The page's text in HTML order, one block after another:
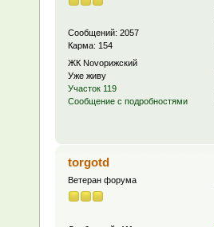
Сообщений: 2057
Карма: 154
ЖК Novoрижский
Уже живу
Участок 119
Сообщение с подробностями
torgotd
Ветеран форума